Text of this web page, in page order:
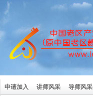
申请加入 讲师风采 导师风采